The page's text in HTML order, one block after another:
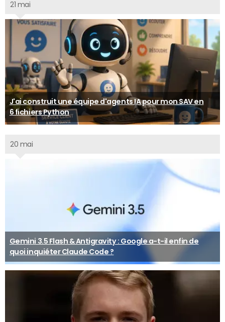
21 mai
J'ai construit une équipe d'agents IA pour mon SAV en
6 fichiers Python
20 mai
Gemini 3.5 Flash & Antigravity : Google a-t-il enfin de
quoi inquiéter Claude Code ?